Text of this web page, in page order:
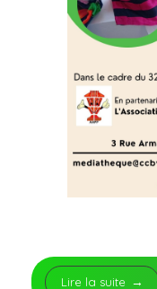
Lire la suite